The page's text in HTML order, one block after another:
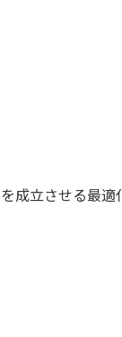
成立させる最